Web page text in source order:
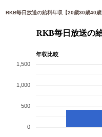
RKB毎日放送の給料年収【20歳30歳40
RKB毎日放送の
年収比較
0
500
1,000
1,500